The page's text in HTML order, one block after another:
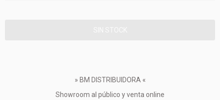
» BM DISTRIBUIDORA «
Showroom al público y venta online